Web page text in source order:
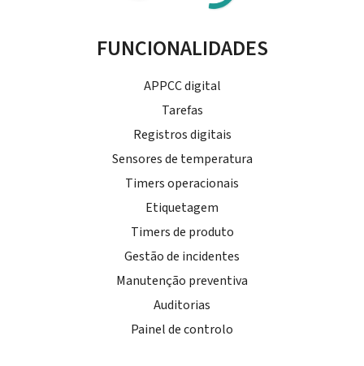
FUNCIONALIDADES
APPCC digital
Tarefas
Registros digitais
Sensores de temperatura
Timers operacionais
Etiquetagem
Timers de produto
Gestão de incidentes
Manutenção preventiva
Auditorias
Painel de controlo